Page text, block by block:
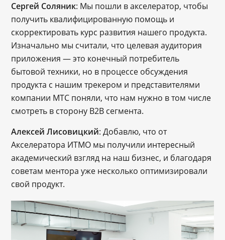
Сергей Соляник: Мы пошли в акселератор, чтобы
получить квалифицированную помощь и
скорректировать курс развития нашего продукта.
Изначально мы считали, что целевая аудитория
приложения — это конечный потребитель
бытовой техники, но в процессе обсуждения
продукта с нашим трекером и представителями
компании МТС поняли, что нам нужно в том числе
смотреть в сторону B2B сегмента.
Алексей Лисовицкий: Добавлю, что от
Акселератора ИТМО мы получили интересный
академический взгляд на наш бизнес, и благодаря
советам ментора уже несколько оптимизировали
свой продукт.